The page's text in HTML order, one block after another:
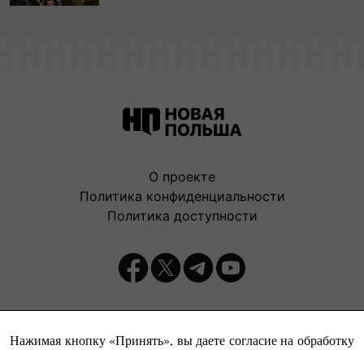
Нажимая кнопку «Принять», вы даете согласие на обработку
О проекте
Политика конфиденциальности
Политика доступности